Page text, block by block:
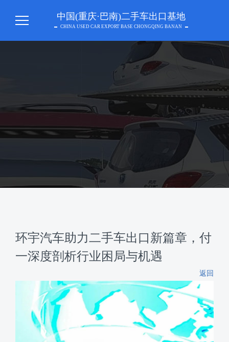
中国(重庆·巴南)二手车出口基地
CHINA USED CAR EXPORT BASE CHONGQING BANAN
环宇汽车助力二手车出口新篇章，付
一深度剖析行业困局与机遇
返回